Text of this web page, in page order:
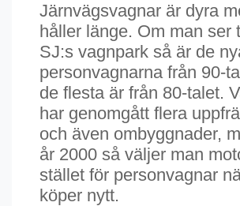
Järnvägsvagnar är dyra
håller länge. Om man ser
SJ:s vagnpark så är de
personvagnarna från 90-
de flesta är från 80-talet.
har genomgått flera
och även ombyggnader,
år 2000 så väljer man
stället för personvagnar
köper nytt.